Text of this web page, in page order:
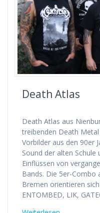
Death Atlas
Death Atlas aus
treibenden Death
Vorbilder aus den 90er
Sound der alten
Einflüssen von
Bands. Die 5er-Combo
Bremen orientieren
ENTOMBED, LIK,